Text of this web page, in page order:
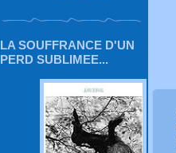
LA SOUFFRANCE D'UN
PERD SUBLIMEE...